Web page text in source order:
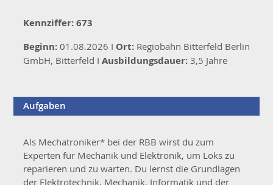
Kennziffer: 673
Beginn: 01.08.2026 I Ort: Regiobahn Bitterfeld Berlin
GmbH, Bitterfeld I Ausbildungsdauer: 3,5 Jahre
Aufgaben
Als Mechatroniker* bei der RBB wirst du zum
Experten für Mechanik und Elektronik, um Loks zu
reparieren und zu warten. Du lernst die Grundlagen
der Elektrotechnik, Mechanik, Informatik und der